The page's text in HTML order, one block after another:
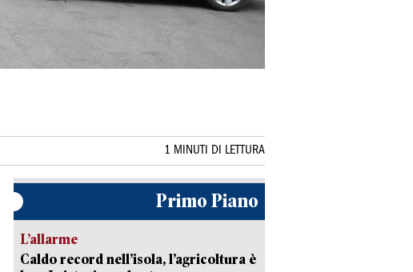
1 MINUTI DI LETTURA
Primo Piano
L’allarme
Caldo record nell’isola, l’agricoltura è